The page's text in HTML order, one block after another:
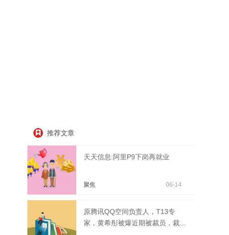
推荐文章
天天信息:阿里P9下岗再就业
聚焦 06-14
原腾讯QQ空间负责人，T13专
家，黄希彤被爆近期被裁员，裁员